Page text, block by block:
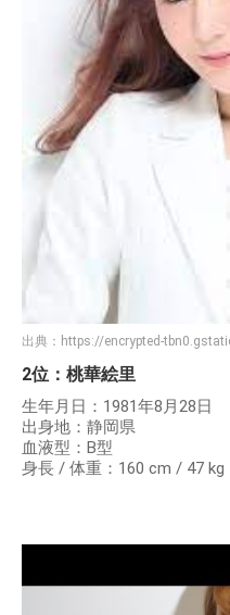
出典： https://encrypted-
2位：桃華絵里
生年月日：1981年8月28日
出身地：静岡県
血液型：B型
身長 / 体重：160 cm / 47 kg